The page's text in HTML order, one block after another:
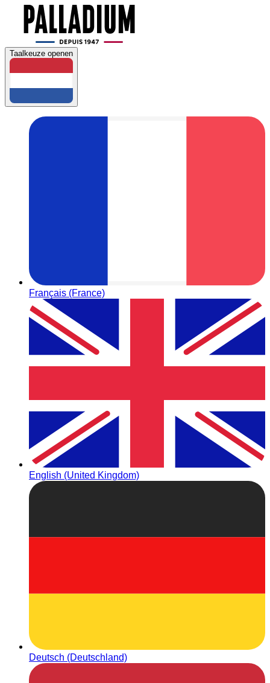
Taalkeuze openen
Français (France)
English (United Kingdom)
Deutsch (Deutschland)